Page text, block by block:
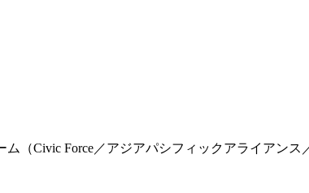
Civic Force／アジアパシフィックアライアンス